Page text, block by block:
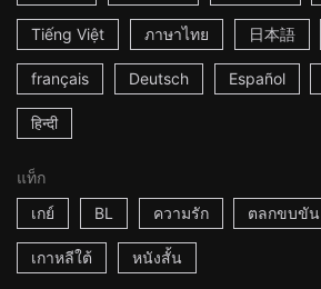
Tiếng Việt ภาษาไทย 日本語
français Deutsch Español
हिन्दी
แท็ก
เกย์
BL ความรัก ตลกขบขัน
เกาหลีใต้ หนังสั้น